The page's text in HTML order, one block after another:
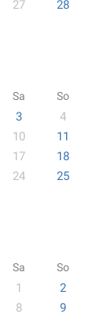
27
28
Sa So
3
4
10
11
17
18
24
25
Sa So
1
2
8
9